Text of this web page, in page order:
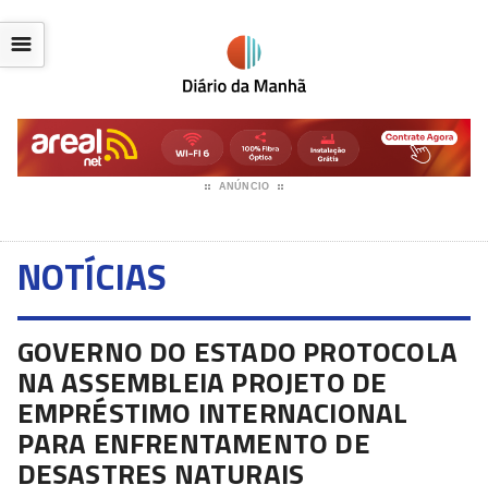
ANÚNCIO
☰
NOTÍCIAS
GOVERNO DO ESTADO PROTOCOLA
NA ASSEMBLEIA PROJETO DE
EMPRÉSTIMO INTERNACIONAL
PARA ENFRENTAMENTO DE
DESASTRES NATURAIS